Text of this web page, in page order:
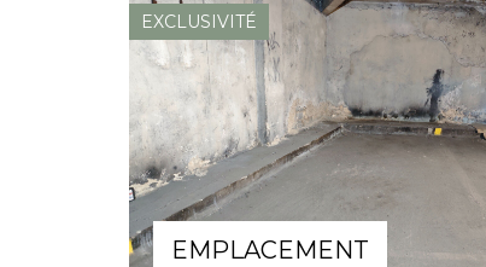
EXCLUSIVITÉ
EMPLACEMENT